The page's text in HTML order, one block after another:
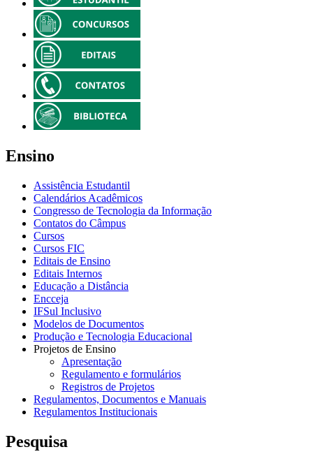
Ensino
Assistência Estudantil
Calendários Acadêmicos
Congresso de Tecnologia da Informação
Contatos do Câmpus
Cursos
Cursos FIC
Editais de Ensino
Editais Internos
Educação a Distância
Encceja
IFSul Inclusivo
Modelos de Documentos
Produção e Tecnologia Educacional
Projetos de Ensino
Apresentação
Regulamento e formulários
Registros de Projetos
Regulamentos, Documentos e Manuais
Regulamentos Institucionais
Pesquisa